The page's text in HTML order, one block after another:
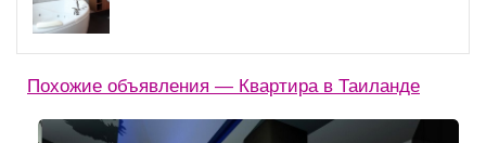
Похожие объявления — Квартира в Таиланде